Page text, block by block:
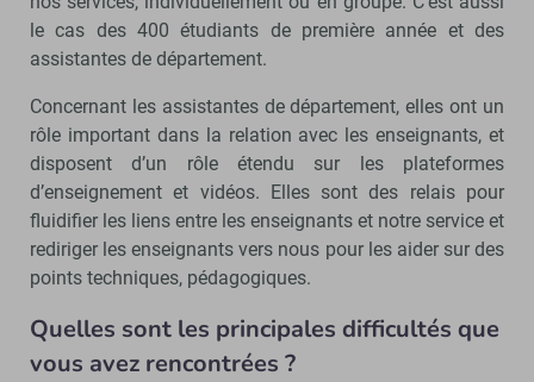
le cas des 400 étudiants de première année et des
assistantes de département.
Concernant les assistantes de département, elles ont un
rôle important dans la relation avec les enseignants, et
disposent d’un rôle étendu sur les plateformes
d’enseignement et vidéos. Elles sont des relais pour
fluidifier les liens entre les enseignants et notre service et
rediriger les enseignants vers nous pour les aider sur des
points techniques, pédagogiques.
Quelles sont les principales difficultés que
vous avez rencontrées ?